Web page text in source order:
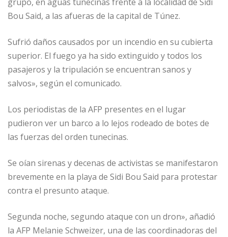
Bou Said, a las afueras de la capital de Túnez.
Sufrió daños causados por un incendio en su cubierta
superior. El fuego ya ha sido extinguido y todos los
pasajeros y la tripulación se encuentran sanos y
salvos», según el comunicado.
Los periodistas de la AFP presentes en el lugar
pudieron ver un barco a lo lejos rodeado de botes de
las fuerzas del orden tunecinas.
Se oían sirenas y decenas de activistas se manifestaron
brevemente en la playa de Sidi Bou Said para protestar
contra el presunto ataque.
Segunda noche, segundo ataque con un dron», añadió
la AFP Melanie Schweizer, una de las coordinadoras del